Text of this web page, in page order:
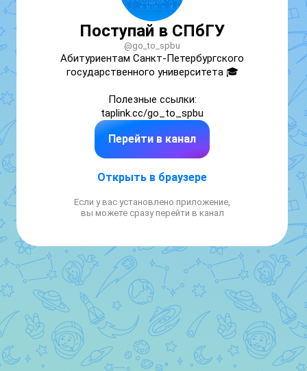
Поступай в СПбГУ
@go_to_spbu
Абитуриентам Санкт-Петербургского
государственного университета 🎓
Полезные ссылки:
taplink.cc/go_to_spbu
Перейти в канал
Открыть в браузере
Если у вас установлено приложение,
вы можете сразу перейти в канал